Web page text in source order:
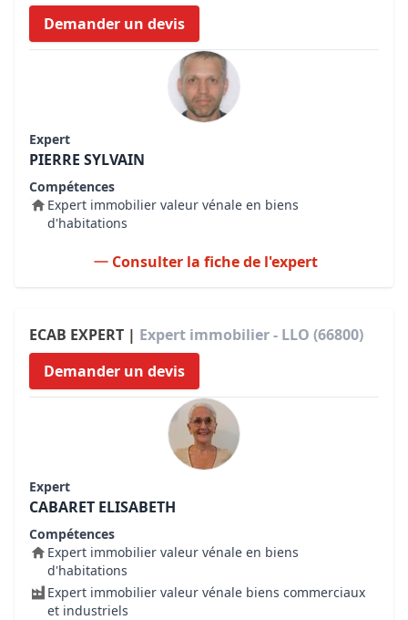
Demander un devis
Expert
PIERRE SYLVAIN
Compétences
Expert immobilier valeur vénale en biens
d'habitations
Consulter la fiche de l'expert
ECAB EXPERT | Expert immobilier - LLO (66800)
Demander un devis
Expert
CABARET ELISABETH
Compétences
Expert immobilier valeur vénale en biens
d'habitations
Expert immobilier valeur vénale biens commerciaux
et industriels